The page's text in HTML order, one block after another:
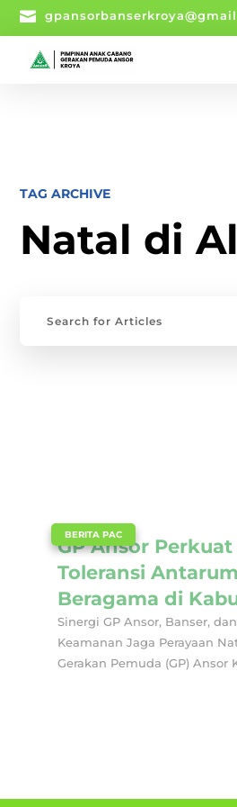

TAG ARCHIVE
Natal di
GP Ansor
Toleransi
Beragama di
BERITA PAC
Sinergi GP Ansor, Banser,
Keamanan Jaga Perayaan
Gerakan Pemuda (GP) Ansor